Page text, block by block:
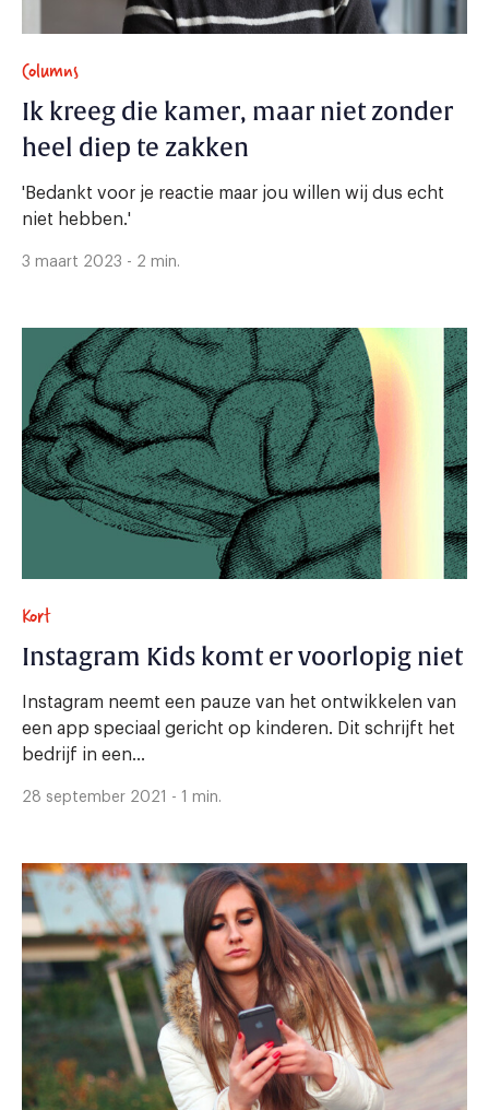
Columns
Ik kreeg die kamer, maar niet zonder
heel diep te zakken
'Bedankt voor je reactie maar jou willen wij dus echt
niet hebben.'
3 maart 2023 - 2 min.
Kort
Instagram Kids komt er voorlopig niet
Instagram neemt een pauze van het ontwikkelen van
een app speciaal gericht op kinderen. Dit schrijft het
bedrijf in een...
28 september 2021 - 1 min.